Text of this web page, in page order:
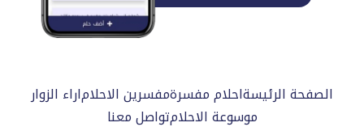
الصفحة الرئيسةاحلام مفسرةمفسرين الاحلاماراء الزوار
موسوعة الاحلامتواصل معنا